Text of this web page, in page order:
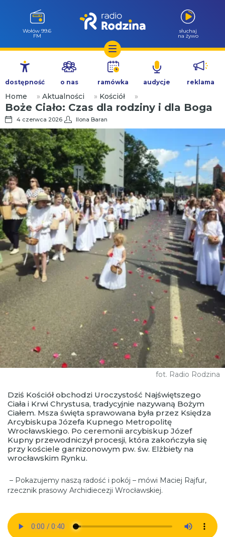
Przejdź
treści
Milicz 88.5
FM
słuchaj
na żywo
dostępność o nas ramówka audycje reklama
Home » Aktualności » Kościół »
Boże Ciało: Czas dla rodziny i dla Boga
4 czerwca 2026 Ilona Baran
fot. Radio Rodzina
Dziś Kościół obchodzi Uroczystość Najświętszego
Ciała i Krwi Chrystusa, tradycyjnie nazywaną Bożym
Ciałem. Msza święta sprawowana była przez Księdza
Arcybiskupa Józefa Kupnego Metropolitę
Wrocławskiego. Po ceremonii arcybiskup Józef
Kupny przewodniczył procesji, która zakończyła się
przy kościele garnizonowym pw. św. Elżbiety na
wrocławskim Rynku.
– Pokazujemy naszą radość i pokój – mówi Maciej Rajfur,
rzecznik prasowy Archidiecezji Wrocławskiej.